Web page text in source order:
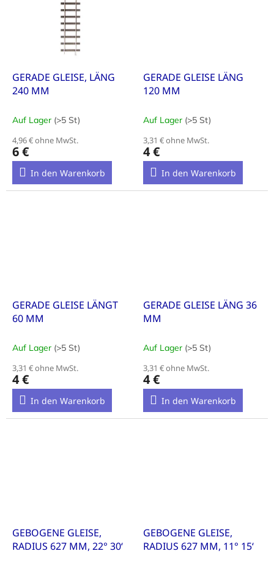
GERADE GLEISE, LÄNG
240 MM
Auf Lager (>5 St)
4,96 € ohne MwSt.
6 €
In den Warenkorb
GERADE GLEISE LÄNG
120 MM
Auf Lager (>5 St)
3,31 € ohne MwSt.
4 €
In den Warenkorb
GERADE GLEISE LÄNGT
60 MM
Auf Lager (>5 St)
3,31 € ohne MwSt.
4 €
In den Warenkorb
GERADE GLEISE LÄNG 36
MM
Auf Lager (>5 St)
3,31 € ohne MwSt.
4 €
In den Warenkorb
GEBOGENE GLEISE,
RADIUS 627 MM, 22° 30‘
GEBOGENE GLEISE,
RADIUS 627 MM, 11° 15‘